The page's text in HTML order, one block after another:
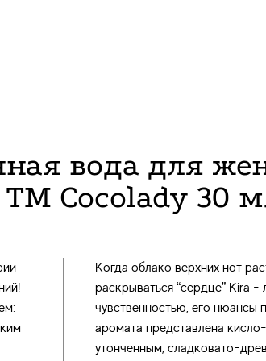
вода для
ТМ Cocolady 30
Когда облако верхних нот
раскрываться “сердце” Kira
чувственностью, его нюансы
аромата представлена
утонченным, сладковато-